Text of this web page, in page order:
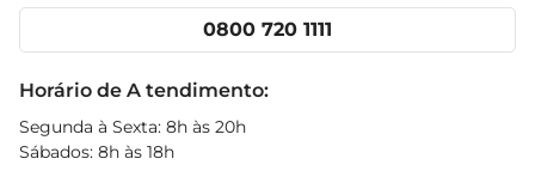
Cencosud Media
0800 720 1111
Horário de A tendimento:
Segunda à Sexta: 8h às 20h
Sábados: 8h às 18h